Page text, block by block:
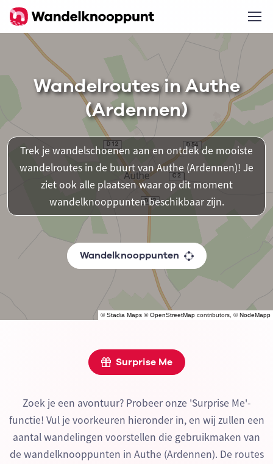
©Stadia Maps ©OpenStreetMap contributors, ©NodeMapp
Wandelroutes in Authe
(Ardennen)
Trek je wandelschoenen aan en ontdek de mooiste
wandelroutes in de buurt van Authe (Ardennen)! Je
ziet ook alle plaatsen waar op dit moment
wandelknooppunten beschikbaar zijn.
Wandelknooppunten
Surprise Me
Zoek je een avontuur? Probeer onze 'Surprise Me'-
functie! Vul je voorkeuren hieronder in, en wij zullen een
aantal wandelingen voorstellen die gebruikmaken van
de wandelknooppunten in Authe (Ardennen). De routes